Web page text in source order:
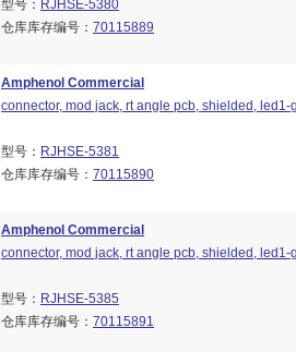
型号： RJHSE-5380
仓库库存编号： 70115889
Amphenol Commercial
connector, mod jack, rt angle pcb, shielded,
型号： RJHSE-5381
仓库库存编号： 70115890
Amphenol Commercial
connector, mod jack, rt angle pcb, shielded,
型号： RJHSE-5385
仓库库存编号： 70115891